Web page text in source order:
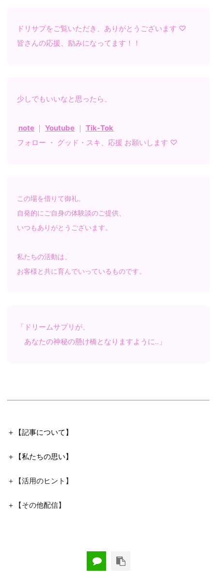
ドリサプをご覧いただき、ありがとうございます ♡
皆さんの応援、励みになってます！！
少しでもいいなと思ったら、
note ｜ Youtube ｜ Tik-Tok
フォロー ・ グッド・スキ、応援 お願いします ♡
この場を借りて御礼。
自発的にご自身の体験談のご提供、
いつもありがとうございます。
私たちの活動は、
お客様と共に育んでいっているものです。
「ドリームサプリが、
あなたの神秘の懸け橋となりますように‥」
＋【記事について】
＋【私たちの思い】
＋【活用のヒント】
＋【その他配信】